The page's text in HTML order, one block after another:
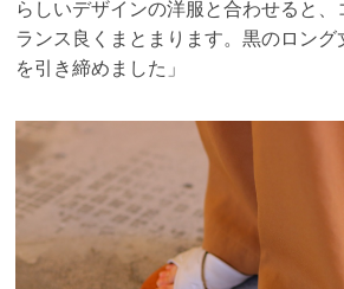
らしいデザインの洋服と合わせると、
ランス良くまとまります。黒のロング
を引き締めました」